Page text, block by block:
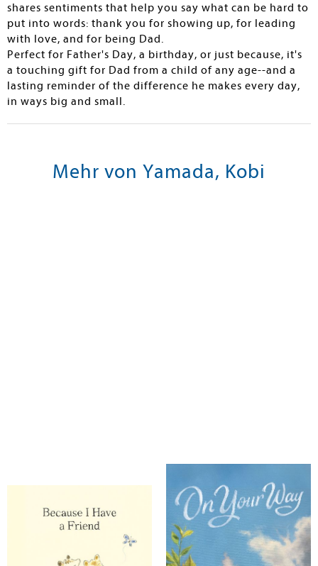
shares sentiments that help you say what can be hard to
put into words: thank you for showing up, for leading
with love, and for being Dad.
Perfect for Father's Day, a birthday, or just because, it's
a touching gift for Dad from a child of any age--and a
lasting reminder of the difference he makes every day,
in ways big and small.
Mehr von Yamada, Kobi
Because I Have a Friend
Yamada, Kobi
On Your Way